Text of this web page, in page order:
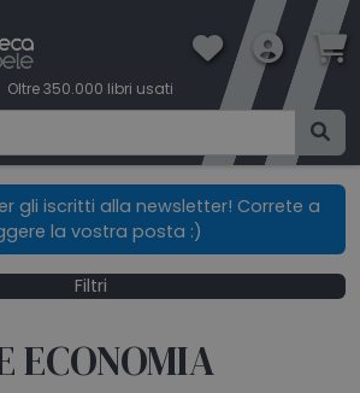
Oltre 350.000 libri usati
gli iscritti alla newsletter! Correte a
la vostra posta :)
Filtri
ECONOMIA